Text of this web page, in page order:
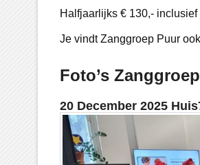
Halfjaarlijks € 130,-
Je vindt Zanggroep Puur
Foto’s
20 December 2025